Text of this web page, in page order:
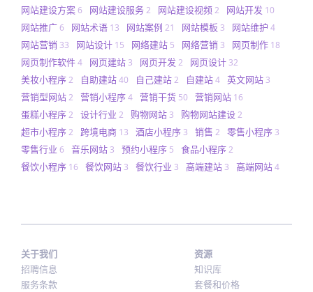
网站建设方案6 网站建设服务2 网站建设视频2 网站开发 10
网站推广6 网站术语 13 网站案例 21 网站模板 3 网站维护 4
网站营销 33 网站设计 15 网络建站 5 网络营销 3 网页制作 18
网页制作软件4 网页建站 3 网页开发 2 网页设计 32
美妆小程序2 自助建站40 自己建站2 自建站4 英文网站 3
营销型网站2 营销小程序4 营销干货 50 营销网站 16
蛋糕小程序2 设计行业 2 购物网站 3 购物网站建设2
超市小程序2 跨境电商 13 酒店小程序 3 销售 2 零售小程序 3
零售行业 6 音乐网站 3 预约小程序 5 食品小程序2
餐饮小程序 16 餐饮网站 3 餐饮行业 3 高端建站 3 高端网站4
关于我们
招聘信息
服务条款
资源
知识库
套餐和价格